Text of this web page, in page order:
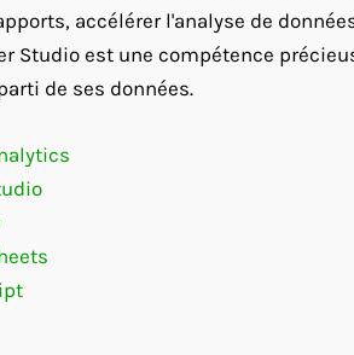
accélérer l'analyse de
Studio est une compétence
de ses données.